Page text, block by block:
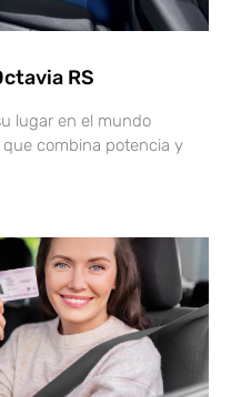
RS
lugar en el mundo
combina potencia y